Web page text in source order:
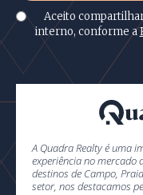
Aceito
interno, conforme a
A Quadra Realty é uma
experiência no mercado
destinos de Campo,
setor, nos destacamos